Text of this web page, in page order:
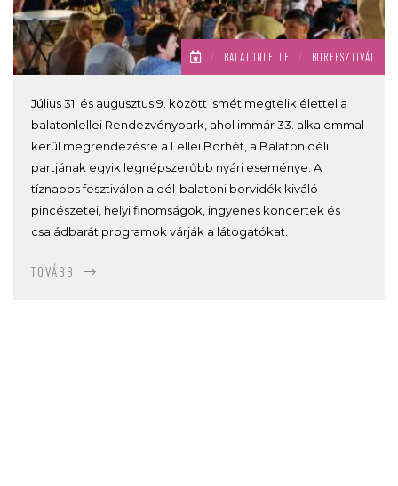
/ BALATONLELLE / BORFESZTIVÁL
Július 31. és augusztus 9. között ismét megtelik élettel a
balatonlellei Rendezvénypark, ahol immár 33. alkalommal
kerül megrendezésre a Lellei Borhét, a Balaton déli
partjának egyik legnépszerűbb nyári eseménye. A
tíznapos fesztiválon a dél-balatoni borvidék kiváló
pincészetei, helyi finomságok, ingyenes koncertek és
családbarát programok várják a látogatókat.
TOVÁBB